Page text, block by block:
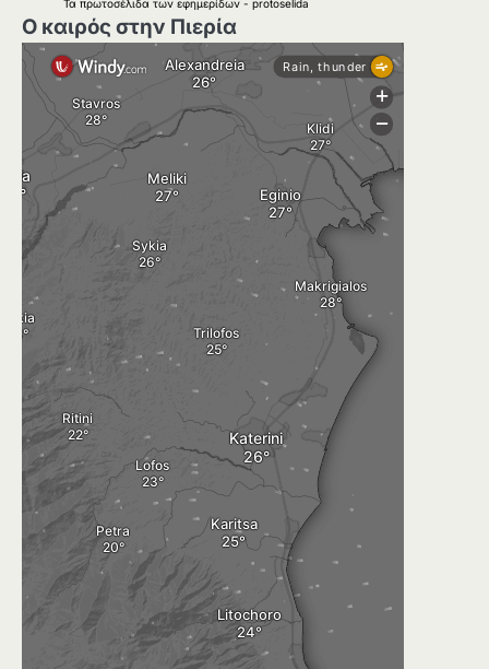
Τα πρωτοσέλιδα των εφημερίδων - protoselida
Ο καιρός στην Πιερία